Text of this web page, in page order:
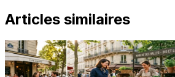
Articles similaires